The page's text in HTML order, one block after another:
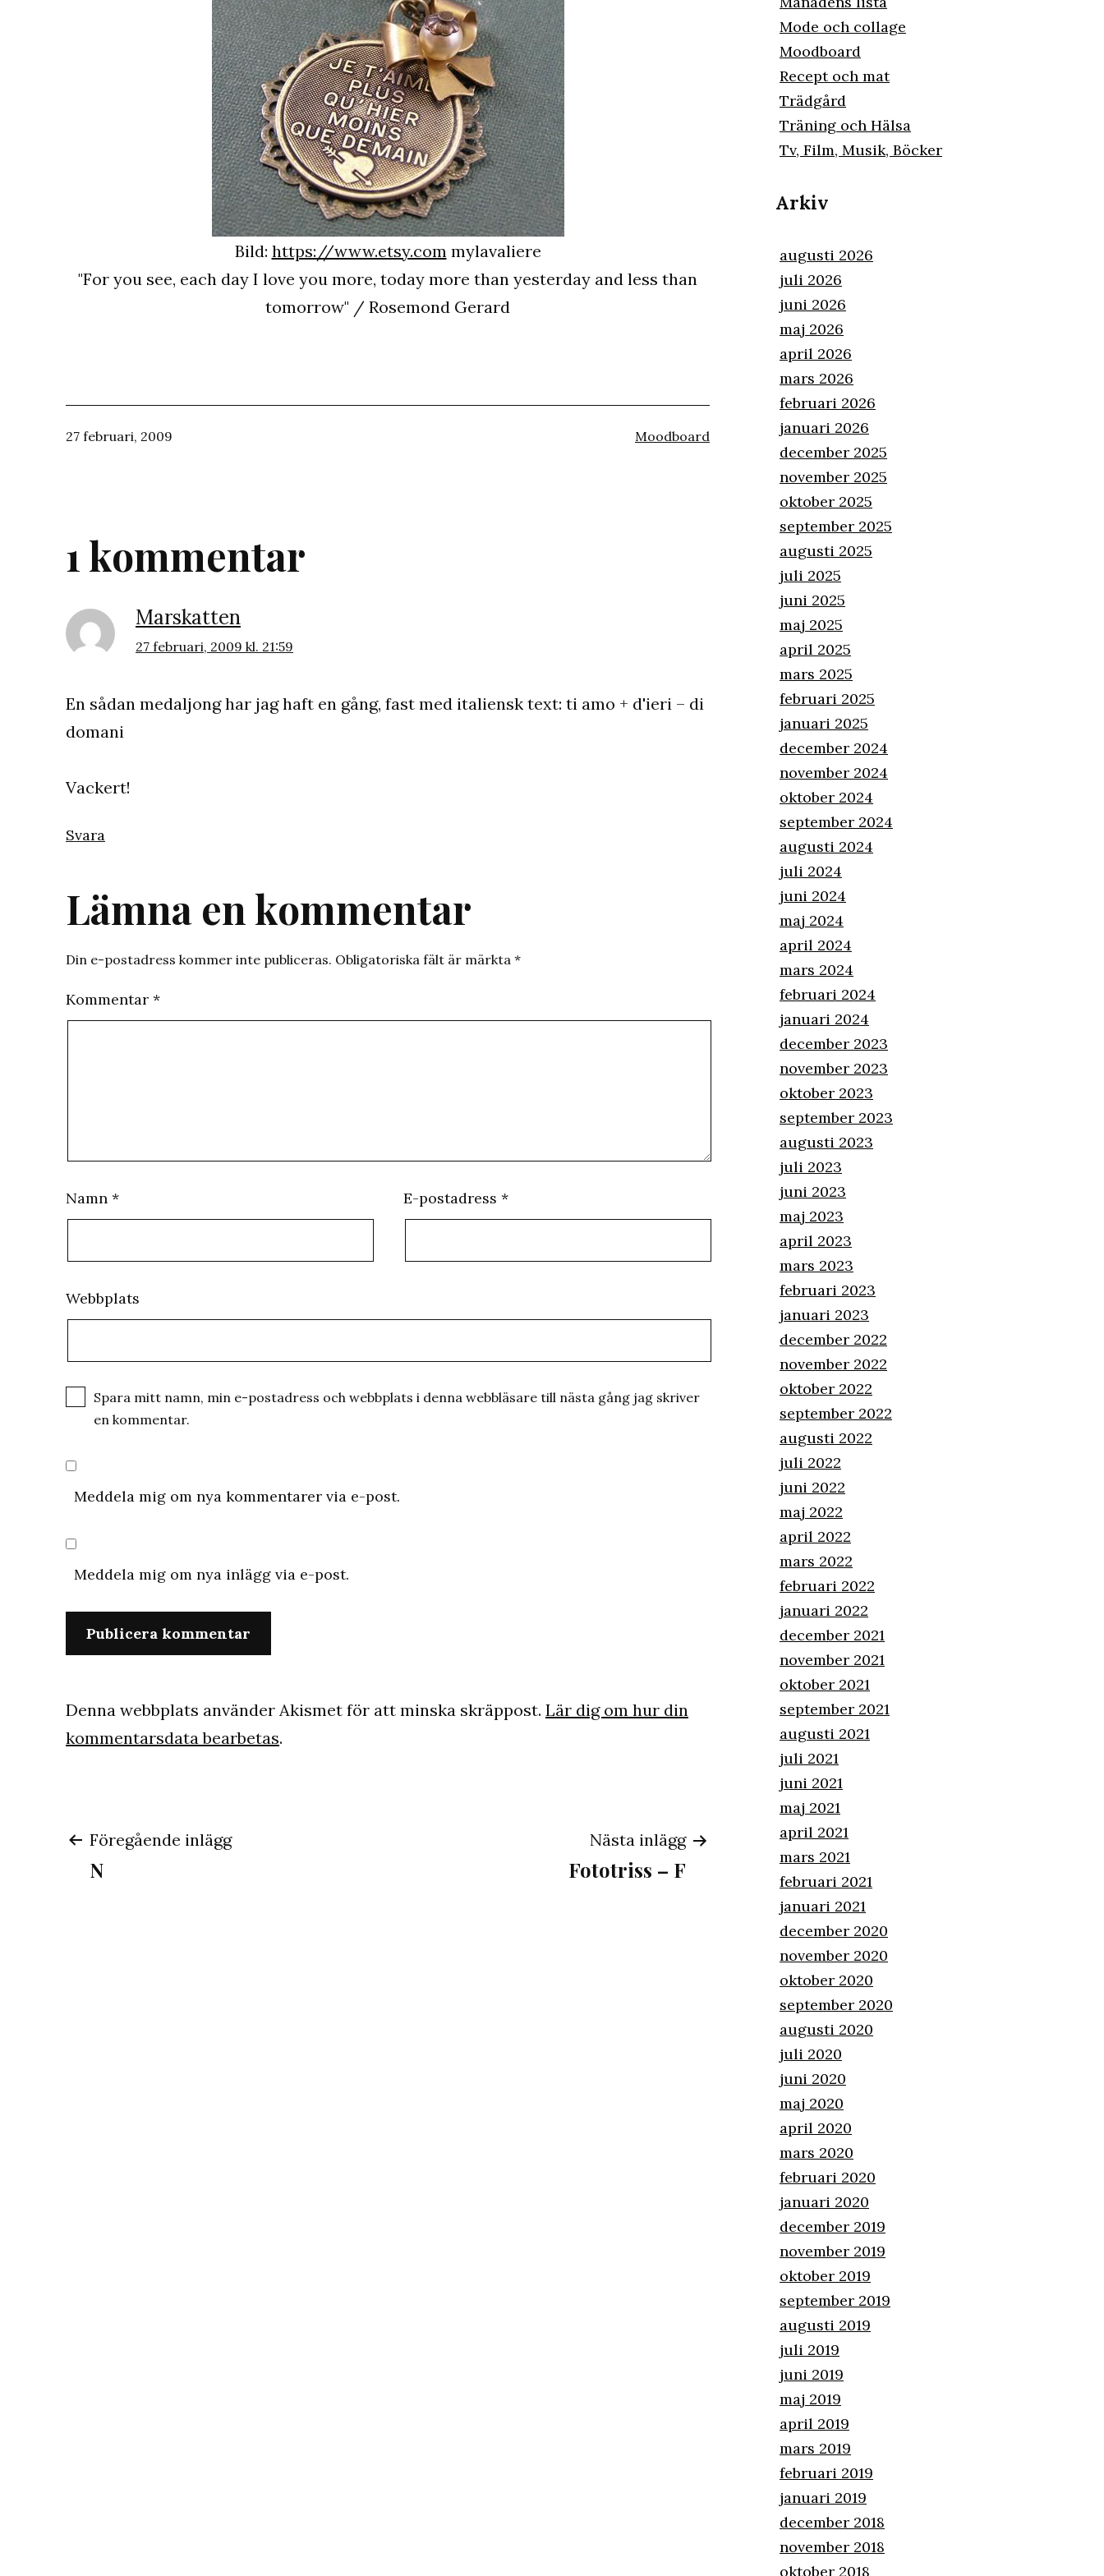
Bild: https://www.etsy.com mylavaliere
"For you see, each day I love you more, today more than yesterday and less than
tomorrow" / Rosemond Gerard
Publicerat
27 februari, 2009
Kategoriserat
Moodboard
1 kommentar
Marskatten
27 februari, 2009 kl. 21:59
En sådan medaljong har jag haft en gång, fast med italiensk text: ti amo + d'ieri – di
domani
Vackert!
Svara
Lämna en kommentar
Din e-postadress kommer inte publiceras. Obligatoriska fält är märkta *
Kommentar *
Namn * E-postadress *
Webbplats
Spara mitt namn, min e-postadress och webbplats i denna webbläsare till nästa gång jag skriver
en kommentar.
Meddela mig om nya kommentarer via e-post.
Meddela mig om nya inlägg via e-post.
Denna webbplats använder Akismet för att minska skräppost. Lär dig om hur din
kommentarsdata bearbetas.
Inläggsnavigering
Föregående inlägg
N
Nästa inlägg
Fototriss – F
Mode och collage
Moodboard
Recept och mat
Trädgård
Träning och Hälsa
Tv, Film, Musik, Böcker
Arkiv
augusti 2026
juli 2026
juni 2026
maj 2026
april 2026
mars 2026
februari 2026
januari 2026
december 2025
november 2025
oktober 2025
september 2025
augusti 2025
juli 2025
juni 2025
maj 2025
april 2025
mars 2025
februari 2025
januari 2025
december 2024
november 2024
oktober 2024
september 2024
augusti 2024
juli 2024
juni 2024
maj 2024
april 2024
mars 2024
februari 2024
januari 2024
december 2023
november 2023
oktober 2023
september 2023
augusti 2023
juli 2023
juni 2023
maj 2023
april 2023
mars 2023
februari 2023
januari 2023
december 2022
november 2022
oktober 2022
september 2022
augusti 2022
juli 2022
juni 2022
maj 2022
april 2022
mars 2022
februari 2022
januari 2022
december 2021
november 2021
oktober 2021
september 2021
augusti 2021
juli 2021
juni 2021
maj 2021
april 2021
mars 2021
februari 2021
januari 2021
december 2020
november 2020
oktober 2020
september 2020
augusti 2020
juli 2020
juni 2020
maj 2020
april 2020
mars 2020
februari 2020
januari 2020
december 2019
november 2019
oktober 2019
september 2019
augusti 2019
juli 2019
juni 2019
maj 2019
april 2019
mars 2019
februari 2019
januari 2019
december 2018
november 2018
oktober 2018